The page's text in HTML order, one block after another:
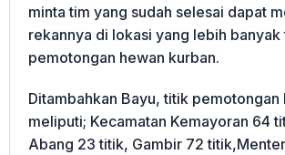
minta tim yang sudah selesai dapat
rekannya di lokasi yang lebih
pemotongan hewan kurban.
Ditambahkan Bayu, titik pemotongan
meliputi; Kecamatan Kemayoran 64
Abang 23 titik, Gambir 72